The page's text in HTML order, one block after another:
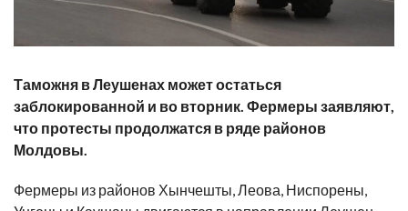
Таможня в Леушенах может остаться
заблокированной и во вторник. Фермеры заявляют,
что протесты продолжатся в ряде районов
Молдовы.
Фермеры из районов Хынчешты, Леова, Ниспорены,